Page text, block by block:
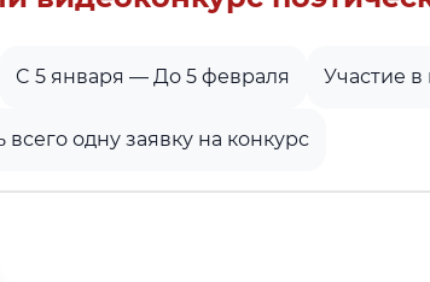
C 5 января — До 5 февраля Участие в
одну заявку на конкурс